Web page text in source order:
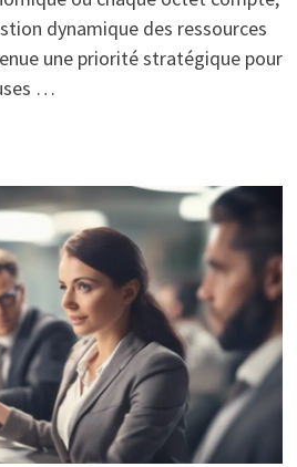
dynamique des ressources
une priorité stratégique pour
…